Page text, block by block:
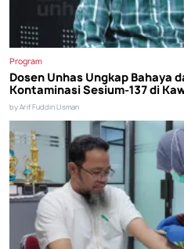
Program
Dosen Unhas Ungkap Bahaya
Kontaminasi Sesium-137 di
by Arif Fuddin Usman